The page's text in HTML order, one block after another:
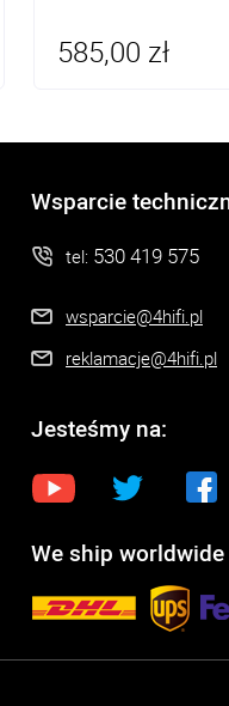
585,00 zł
Wsparcie
tel: 530 419 575
wsparcie@4hifi.pl
reklamacje@4hifi.pl
Jesteśmy na:
We ship worldwide